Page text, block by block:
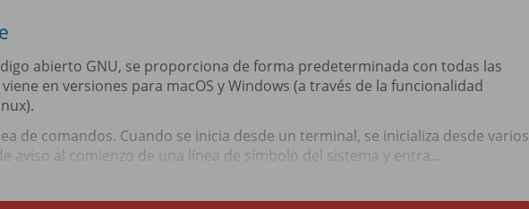
abierto GNU, se proporciona de forma predeterminada con todas las
en versiones para macOS y Windows (a través de la funcionalidad
de comandos. Cuando se inicia desde un terminal, se inicializa desde varios
aviso al comienzo de una línea de símbolo del sistema y entra...